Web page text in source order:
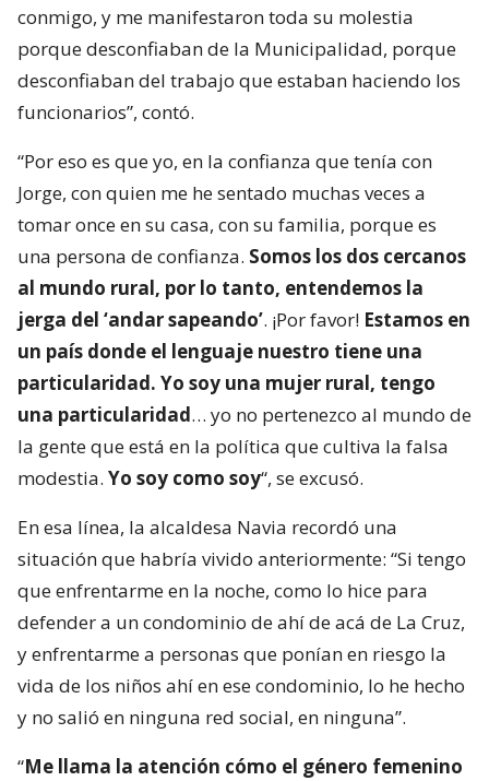
conmigo, y me manifestaron toda su molestia
porque desconfiaban de la Municipalidad, porque
desconfiaban del trabajo que estaban haciendo los
funcionarios”, contó.
“Por eso es que yo, en la confianza que tenía con
Jorge, con quien me he sentado muchas veces a
tomar once en su casa, con su familia, porque es
una persona de confianza. Somos los dos cercanos
al mundo rural, por lo tanto, entendemos la
jerga del ‘andar sapeando’. ¡Por favor! Estamos en
un país donde el lenguaje nuestro tiene una
particularidad. Yo soy una mujer rural, tengo
una particularidad… yo no pertenezco al mundo de
la gente que está en la política que cultiva la falsa
modestia. Yo soy como soy“, se excusó.
En esa línea, la alcaldesa Navia recordó una
situación que habría vivido anteriormente: “Si tengo
que enfrentarme en la noche, como lo hice para
defender a un condominio de ahí de acá de La Cruz,
y enfrentarme a personas que ponían en riesgo la
vida de los niños ahí en ese condominio, lo he hecho
y no salió en ninguna red social, en ninguna”.
“Me llama la atención cómo el género femenino